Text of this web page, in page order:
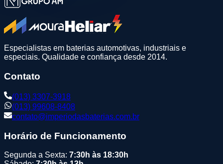
Especialistas em baterias automotivas, industriais e
especiais. Qualidade e confiança desde 2014.
Contato
(013) 3307-3918
(013) 99608-8408
contato@imperiodasbaterias.com.br
Horário de Funcionamento
Segunda a Sexta: 7:30h às 18:30h